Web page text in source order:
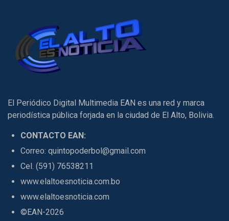
El Periódico Digital Multimedia EAN es una red y marca
periodística pública forjada en la ciudad de El Alto, Bolivia.
CONTACTO EAN:
Correo: quintopoderbol@gmail.com
Cel. (591) 76538211
www.elaltoesnoticia.com.bo
www.elaltoesnoticia.com
©EAN-2026